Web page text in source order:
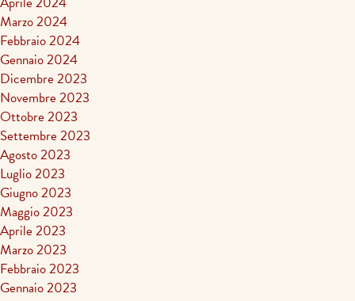
Marzo 2024
Febbraio 2024
Gennaio 2024
Dicembre 2023
Novembre 2023
Ottobre 2023
Settembre 2023
Agosto 2023
Luglio 2023
Giugno 2023
Maggio 2023
Aprile 2023
Marzo 2023
Febbraio 2023
Gennaio 2023